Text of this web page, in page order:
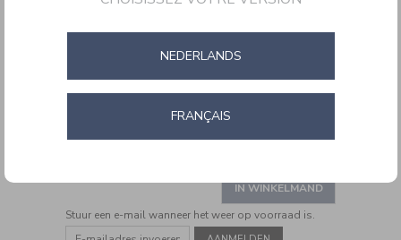
DETAILS
https://www.cuisinartbelgium.be/nl/nl/drip-
DCC780E.html
CODE:DCC780E
TO
CART
OPTIONS
PRODUCT
IN WINKELMAND
Stuur een e-mail wanneer het weer op voorraad is.
NEDERLANDS
FRANÇAIS